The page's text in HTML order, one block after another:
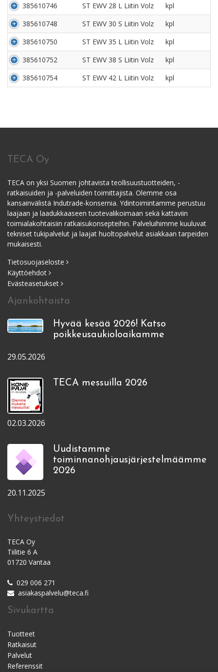
385610746
ST EWV 28 L Liitin Volz
kpl
385610748
ST EWV 30 S Liitin Volz
kpl
385610750
ST EWV 35 L Liitin Volz
kpl
385610752
ST EWV 38 S Liitin Volz
kpl
385610754
ST EWV 42 L Liitin Volz kpl
TECA Oy
TECA on yksi Suomen johtavista teollisuustuotteiden, -
ratkaisuiden ja -palveluiden toimittajista. Olemme osa
kansainvälistä Indutrade-konsernia. Ydintoimintamme perustuu
laajaan ja laadukkaaseen tuotevalikoimaan sekä kattaviin
toimialakohtaisiin ratkaisukonsepteihin. Palveluihimme kuuluvat
tekniset tukipalvelut ja laajat huoltopalvelut asiakkaan tarpeiden
mukaisesti.
Tietosuojaseloste
Käyttöehdot
Evästeasetukset
Ajankohtaista
Hyvää kesää 2026! Katso
poikkeusaukioloaikamme
29.05.2026
TECA messuilla 2026
02.03.2026
Uudistamme
toiminnanohjausjärjestelmäämme
2026
20.11.2025
Yhteystiedot
TECA Oy
Tiilitie 6 A
01720 Vantaa
029 006 271
asiakaspalvelu@teca.fi
Sivukartta
Tuotteet
Ratkaisut
Palvelut
Referenssit